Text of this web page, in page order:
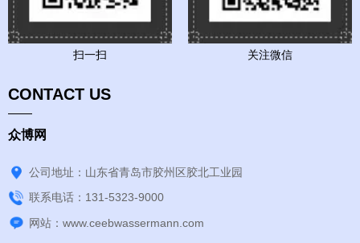
扫一扫 关注微信
CONTACT US
众博网
公司地址：山东省青岛市胶州区胶北工业园
联系电话：131-5323-9000
网站：www.ceebwassermann.com